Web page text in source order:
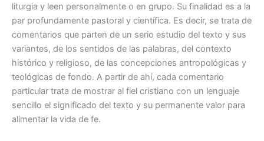
liturgia y leen personalmente o en grupo. Su finalidad es a la
par profundamente pastoral y científica. Es decir, se trata de
comentarios que parten de un serio estudio del texto y sus
variantes, de los sentidos de las palabras, del contexto
histórico y religioso, de las concepciones antropológicas y
teológicas de fondo. A partir de ahí, cada comentario
particular trata de mostrar al fiel cristiano con un lenguaje
sencillo el significado del texto y su permanente valor para
alimentar la vida de fe.